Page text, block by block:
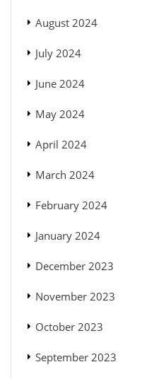
August 2024
July 2024
June 2024
May 2024
April 2024
March 2024
February 2024
January 2024
December 2023
November 2023
October 2023
September 2023